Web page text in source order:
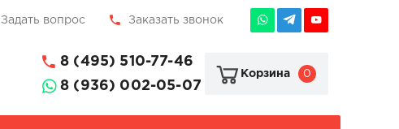
Задать вопрос Заказать звонок
8 (495) 510-77-46
8 (936) 002-05-07
Корзина 0